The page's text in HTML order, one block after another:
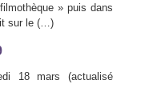
» puis dans
sur le (…)
18 mars (actualisé